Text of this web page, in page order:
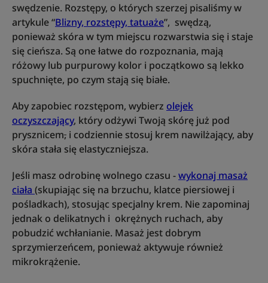
swędzenie. Rozstępy, o których szerzej pisaliśmy w
artykule “Blizny, rozstępy, tatuaże”, swędzą,
ponieważ skóra w tym miejscu rozwarstwia się i staje
się cieńsza. Są one łatwe do rozpoznania, mają
różowy lub purpurowy kolor i początkowo są lekko
spuchnięte, po czym stają się białe.
Aby zapobiec rozstępom, wybierz olejek
oczyszczający, który odżywi Twoją skórę już pod
prysznicem, i codziennie stosuj krem nawilżający, aby
skóra stała się elastyczniejsza.
Jeśli masz odrobinę wolnego czasu -wykonaj masaż
ciała (skupiając się na brzuchu, klatce piersiowej i
pośladkach), stosując specjalny krem. Nie zapominaj
jednak o delikatnych i okrężnych ruchach, aby
pobudzić wchłanianie. Masaż jest dobrym
sprzymierzeńcem, ponieważ aktywuje również
mikrokrążenie.